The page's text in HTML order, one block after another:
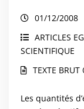
(Diffusive
01/12/2008
ARTICLES
SCIENTIFIQUE
TEXTE BRUT
Les quantités